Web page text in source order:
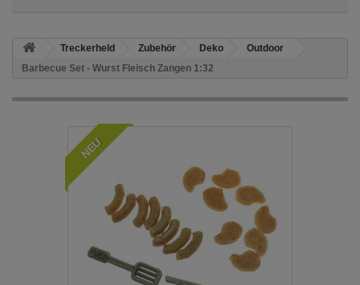
Treckerheld Zubehör Deko
Outdoor
Barbecue Set - Wurst Fleisch Zangen 1:32
NEU